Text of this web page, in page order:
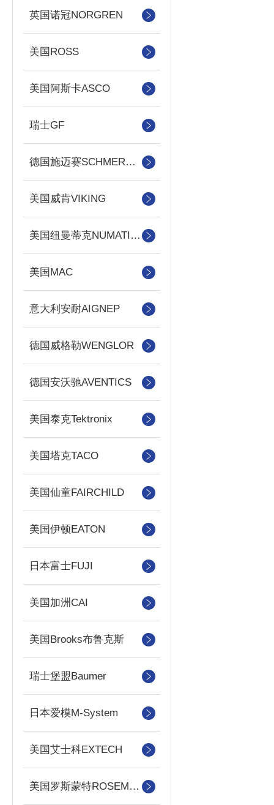
英国诺冠NORGREN
美国ROSS
美国阿斯卡ASCO
瑞士GF
德国施迈赛SCHMERSAL
美国威肯VIKING
美国纽曼蒂克NUMATICS
美国MAC
意大利安耐AIGNEP
德国威格勒WENGLOR
德国安沃驰AVENTICS
美国泰克Tektronix
美国塔克TACO
美国仙童FAIRCHILD
美国伊顿EATON
日本富士FUJI
美国加洲CAI
美国Brooks布鲁克斯
瑞士堡盟Baumer
日本爱模M-System
美国艾士科EXTECH
美国罗斯蒙特ROSEMOUNT